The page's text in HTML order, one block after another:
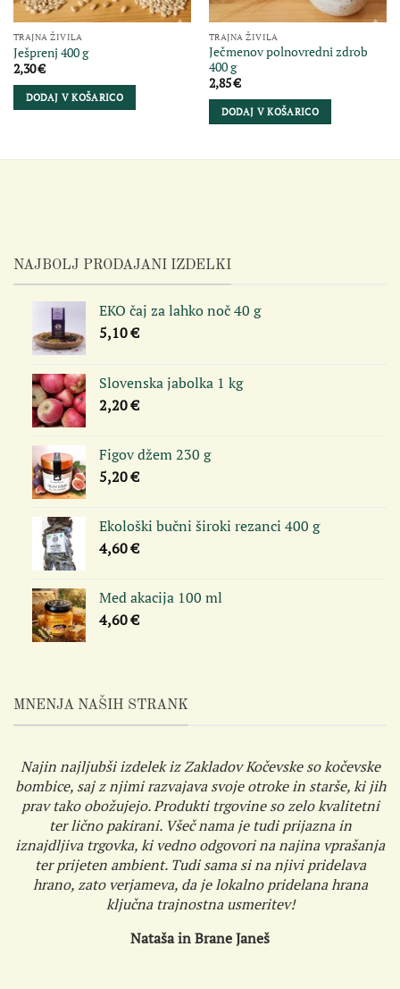
TRAJNA ŽIVILA
Ješprenj 400 g
2,30€
DODAJ V KOŠARICO
TRAJNA ŽIVILA
Ječmenov polnovredni zdrob
400 g
2,85€
DODAJ V KOŠARICO
MNENJA NAŠIH STRANK
Najin najljubši izdelek iz Zakladov Kočevske so kočevske
bombice, saj z njimi razvajava svoje otroke in starše, ki jih
prav tako obožujejo. Produkti trgovine so zelo kvalitetni
ter lično pakirani. Všeč nama je tudi prijazna in
iznajdljiva trgovka, ki vedno odgovori na najina vprašanja
ter prijeten ambient. Tudi sama si na njivi pridelava
hrano, zato verjameva, da je lokalno pridelana hrana
ključna trajnostna usmeritev!
Nataša in Brane Janeš
NAJBOLJ PRODAJANI IZDELKI
EKO čaj za lahko noč 40 g
5,10€
Slovenska jabolka 1 kg
2,20€
Figov džem 230 g
5,20€
Ekološki bučni široki rezanci 400 g
4,60€
Med akacija 100 ml
4,60€